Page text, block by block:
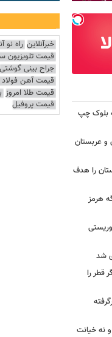
ممدانی؛ ۱۰ سالی که بلوک چپ
و عربستان
را هدف
هرمز
قطر را
نه خیانت
خبرآنلاین راه نو
قیمت تلویزیون
جراح بینی گوشتی
قیمت آهن فولاد
قیمت طلا امروز
قیمت پروفیل